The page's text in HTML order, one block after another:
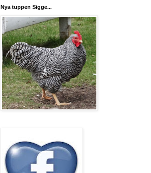
Nya tuppen Sigge...